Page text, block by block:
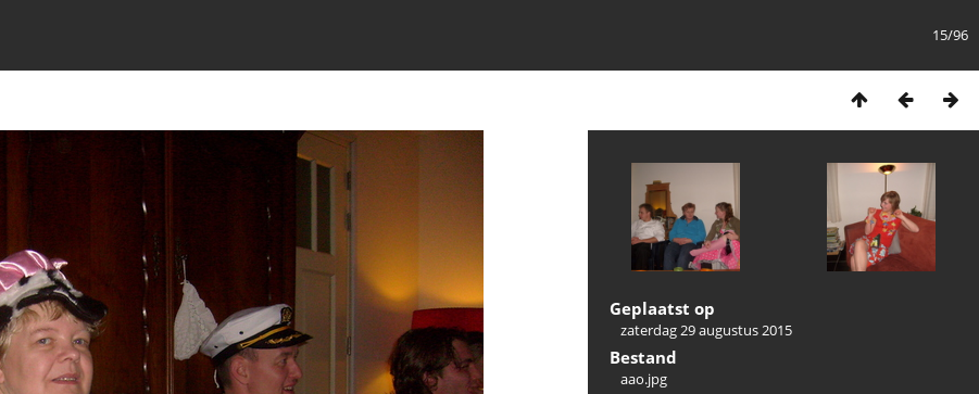
15/96
Geplaatst op
zaterdag 29 augustus 2015
Bestand
aao.jpg